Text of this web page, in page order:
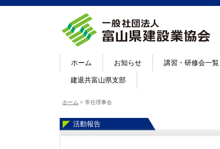
ホーム お知らせ 講習・研修会一覧
建退共富山県支部
ホーム > 常任理事会
活動報告